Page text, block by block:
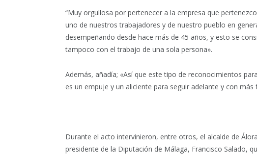
“Muy orgullosa por pertenecer a la empresa que
uno de nuestros trabajadores y de nuestro pueblo en
desempeñando desde hace más de 45 años, y esto se
tampoco con el trabajo de una sola persona».
Además, añadía; «Así que este tipo de reconocimientos
es un empuje y un aliciente para seguir adelante y con más
Durante el acto intervinieron, entre otros, el alcalde de
presidente de la Diputación de Málaga, Francisco Salado,